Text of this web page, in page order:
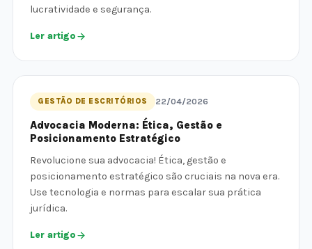
lucratividade e segurança.
Ler artigo
GESTÃO DE ESCRITÓRIOS 22/04/2026
Advocacia Moderna: Ética, Gestão e
Posicionamento Estratégico
Revolucione sua advocacia! Ética, gestão e
posicionamento estratégico são cruciais na nova era.
Use tecnologia e normas para escalar sua prática
jurídica.
Ler artigo